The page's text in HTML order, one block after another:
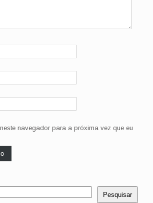
navegador para a próxima vez que eu
Pesquisar